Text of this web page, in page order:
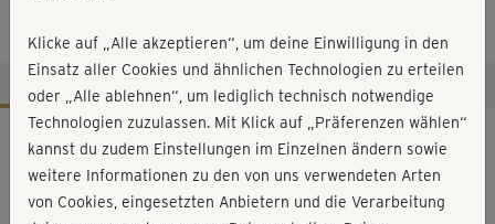
Morning Workouts II - Full Body
Workout-Facts
mittelschwer
10 Min
Klicke auf „Alle akzeptieren“, um deine Einwilligung in den
Einsatz aller Cookies und ähnlichen Technologien zu erteilen
oder „Alle ablehnen“, um lediglich technisch notwendige
Technologien zuzulassen. Mit Klick auf „Präferenzen wählen“
kannst du zudem Einstellungen im Einzelnen ändern sowie
weitere Informationen zu den von uns verwendeten Arten
von Cookies, eingesetzten Anbietern und die Verarbeitung